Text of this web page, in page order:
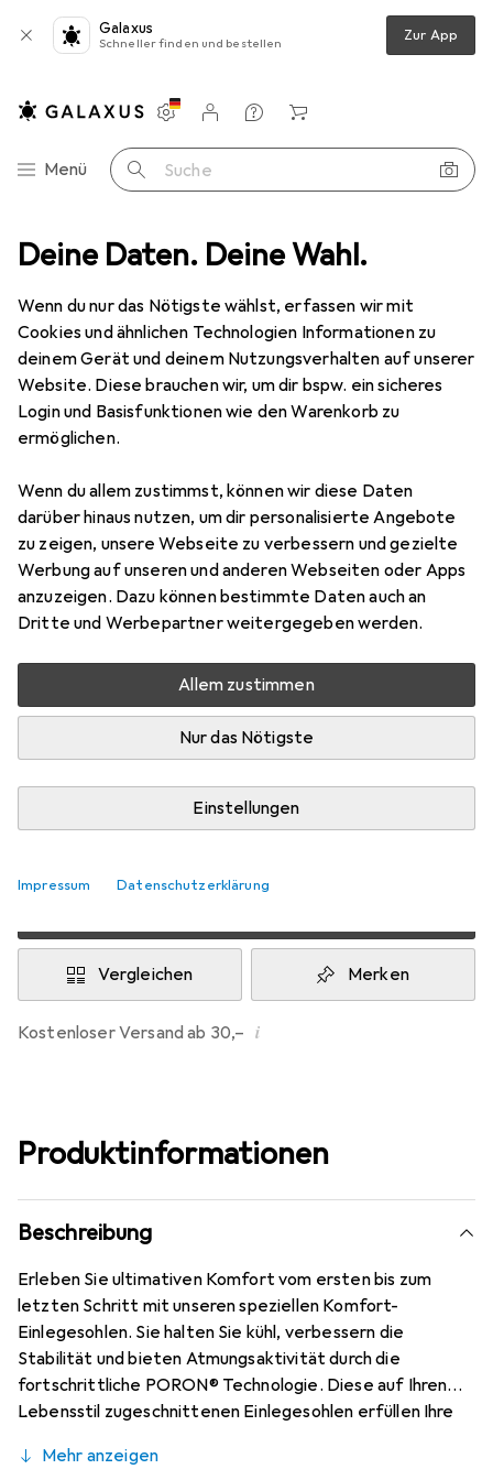
Deine Daten. Deine Wahl.
Wenn du nur das Nötigste wählst, erfassen wir mit
Cookies und ähnlichen Technologien Informationen zu
deinem Gerät und deinem Nutzungsverhalten auf unserer
Website. Diese brauchen wir, um dir bspw. ein sicheres
Login und Basisfunktionen wie den Warenkorb zu
ermöglichen.
Wenn du allem zustimmst, können wir diese Daten
darüber hinaus nutzen, um dir personalisierte Angebote
zu zeigen, unsere Webseite zu verbessern und gezielte
Werbung auf unseren und anderen Webseiten oder Apps
anzuzeigen. Dazu können bestimmte Daten auch an
Dritte und Werbepartner weitergegeben werden.
Allem zustimmen
Nur das Nötigste
Einstellungen
Impressum Datenschutzerklärung
Galaxus
Schneller finden und bestellen Zur App
Navigation nach Kategorien
Menü Suche
Einstellungen
Kundenkonto
Vergleichslisten
Merklisten
Warenkorb
Haushalt Sohlen CREP Protect Insoles Comfort
10 Bilder
CREP ProtectInsoles Comfort
EUR
16,47
Schneller lieferbar
Angebot für
Bewertungen Marke
Zwischen Do, 13.8. und Fr, 14.8. geliefert
Mehr als 10 Stück an Lager beim Drittanbieter
Lieferort angeben für genaue Lieferzeit
Angebot von i
Vergleichen Merken
Kostenloser Versand ab 30,– i
Produktinformationen
Beschreibung
Erleben Sie ultimativen Komfort vom ersten bis zum
letzten Schritt mit unseren speziellen Komfort-
Einlegesohlen. Sie halten Sie kühl, verbessern die
Stabilität und bieten Atmungsaktivität durch die
fortschrittliche PORON® Technologie. Diese auf Ihren
Lebensstil zugeschnittenen Einlegesohlen erfüllen Ihre
Leistung. Lang anhaltender Komfort und Leistung, vom
Mehr anzeigen